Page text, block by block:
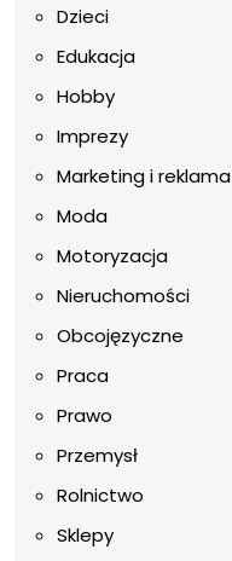
Dzieci
Edukacja
Hobby
Imprezy
Marketing i reklama
Moda
Motoryzacja
Nieruchomości
Obcojęzyczne
Praca
Prawo
Przemysł
Rolnictwo
Sklepy